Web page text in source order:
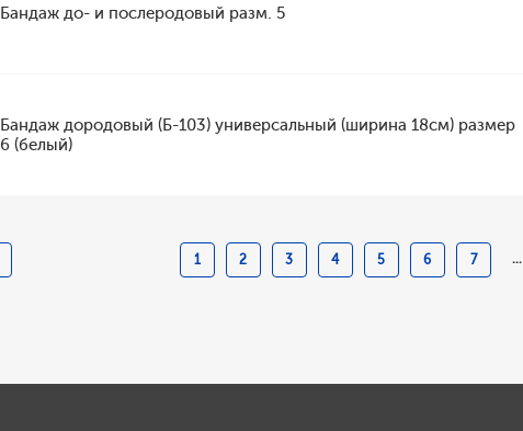
Бандаж до- и послеродовый разм. 5
Бандаж дородовый (Б-103) универсальный (ширина 18см) размер
6 (белый)
1 2 3 4 5 6 7 ...